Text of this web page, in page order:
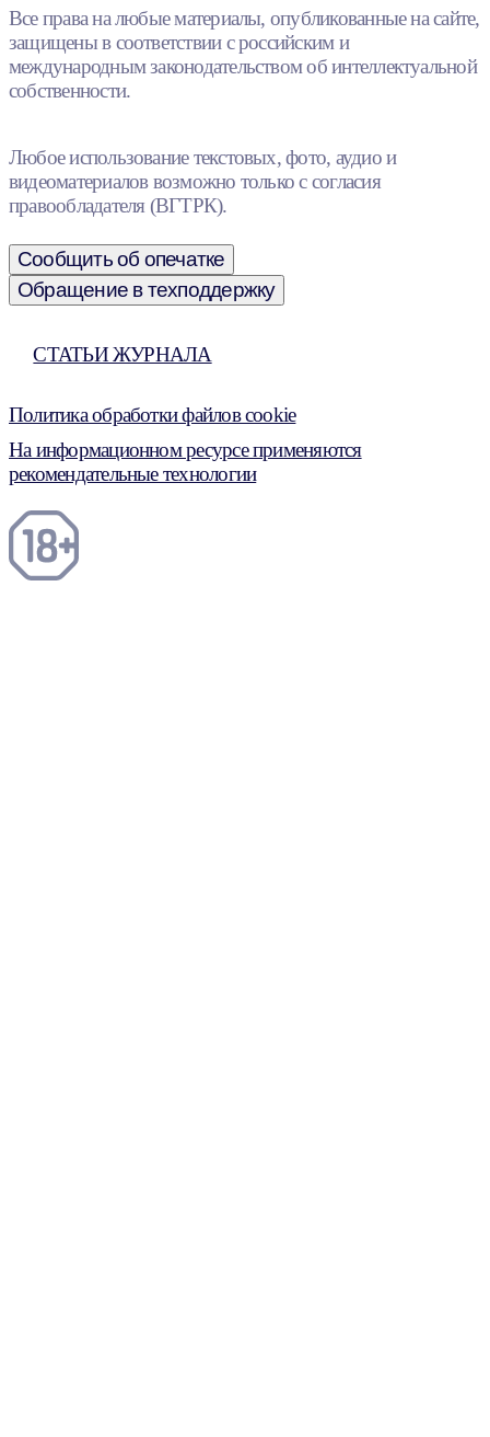
Все права на любые материалы, опубликованные на сайте,
защищены в соответствии с российским и
международным законодательством об интеллектуальной
собственности.
Любое использование текстовых, фото, аудио и
видеоматериалов возможно только с согласия
правообладателя (ВГТРК).
Сообщить об опечатке
Обращение в техподдержку
СТАТЬИ ЖУРНАЛА
Политика обработки файлов cookie
На информационном ресурсе применяются
рекомендательные технологии